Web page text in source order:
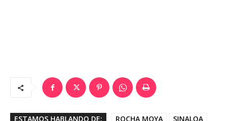
ESTAMOS HABLANDO DE: ROCHA MOYA SINALOA